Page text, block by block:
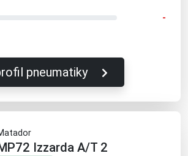
-
pneumatiky
Izzarda A/T 2